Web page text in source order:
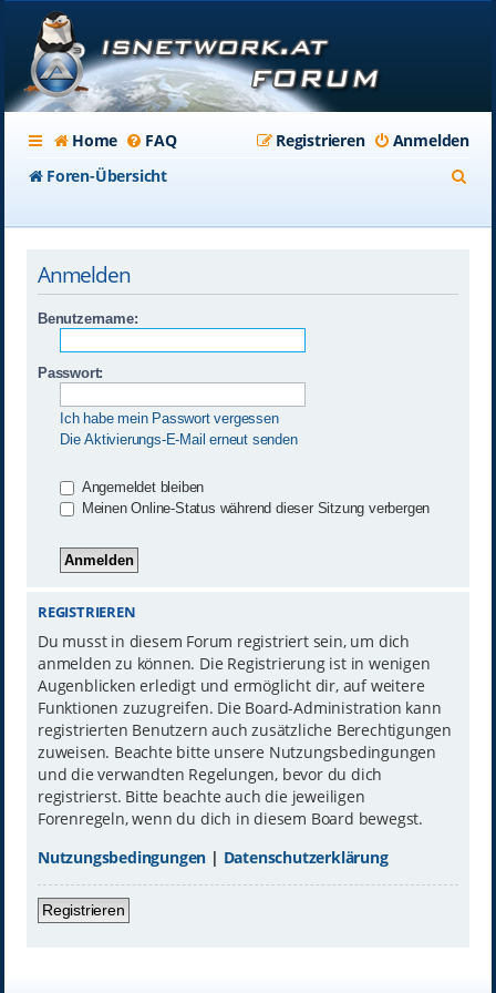
Home FAQ Anmelden
Registrieren
Foren-Übersicht
Anmelden
Benutzername:
Passwort:
Ich habe mein Passwort vergessen
Die Aktivierungs-E-Mail erneut senden
Angemeldet bleiben
Meinen Online-Status während dieser Sitzung verbergen
REGISTRIEREN
Du musst in diesem Forum registriert sein, um dich
anmelden zu können. Die Registrierung ist in wenigen
Augenblicken erledigt und ermöglicht dir, auf weitere
Funktionen zuzugreifen. Die Board-Administration kann
registrierten Benutzern auch zusätzliche Berechtigungen
zuweisen. Beachte bitte unsere Nutzungsbedingungen
und die verwandten Regelungen, bevor du dich
registrierst. Bitte beachte auch die jeweiligen
Forenregeln, wenn du dich in diesem Board bewegst.
Nutzungsbedingungen | Datenschutzerklärung
Registrieren